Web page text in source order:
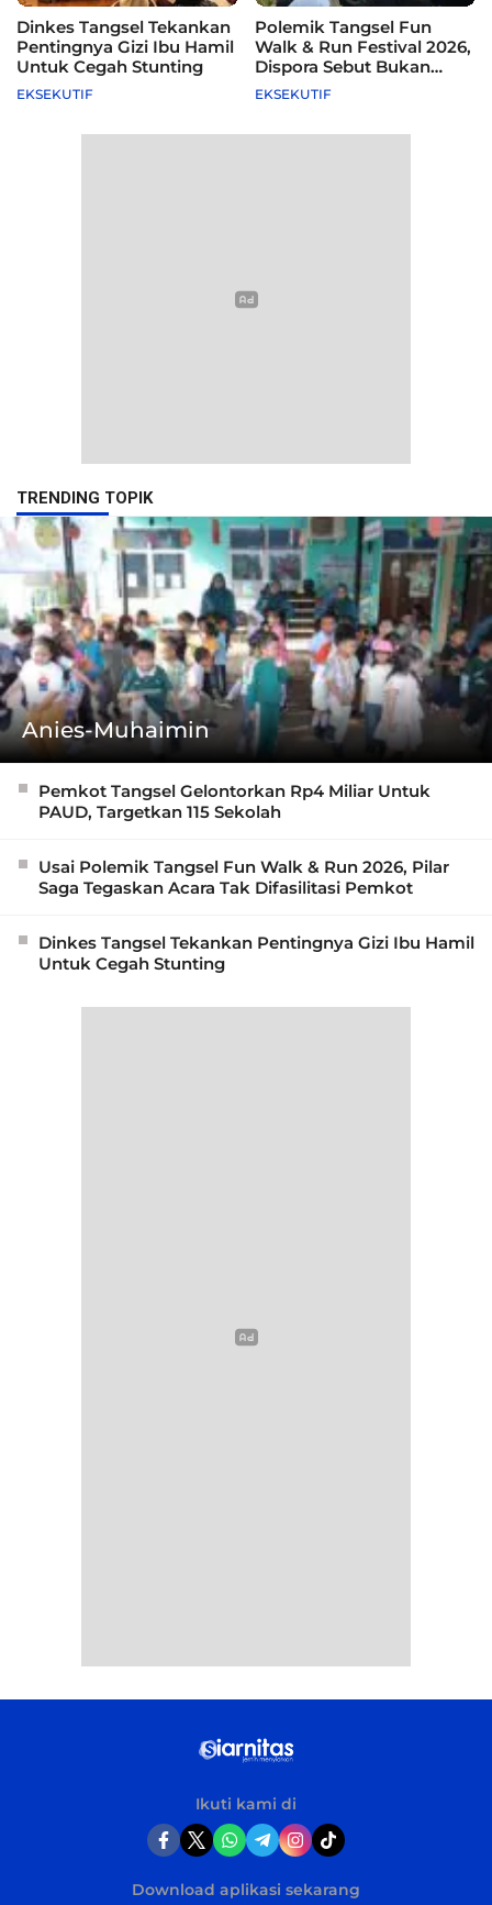
Dinkes Tangsel Tekankan
Pentingnya Gizi Ibu Hamil
Untuk Cegah Stunting
EKSEKUTIF
Polemik Tangsel Fun
Walk & Run Festival 2026,
Dispora Sebut Bukan
Agenda Pemkot
EKSEKUTIF
TRENDING TOPIK
Anies-Muhaimin
Pemkot Tangsel Gelontorkan Rp4 Miliar Untuk
PAUD, Targetkan 115 Sekolah
Usai Polemik Tangsel Fun Walk & Run 2026, Pilar
Saga Tegaskan Acara Tak Difasilitasi Pemkot
Dinkes Tangsel Tekankan Pentingnya Gizi Ibu Hamil
Untuk Cegah Stunting
Ikuti kami di
Download aplikasi sekarang